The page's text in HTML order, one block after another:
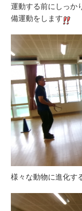
運動する前にしっか
備運動をします
様々な動物に進化す